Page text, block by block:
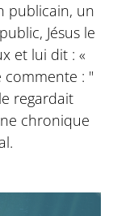
publicain, un
Jésus le
et lui dit : «
commente : "
regardait
chronique